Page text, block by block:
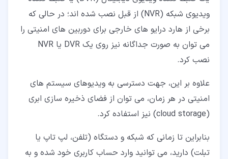
ویدیوی شبکه (NVR) از قبل نصب شده اند؛ در حالی که
برخی از هارد درایو های خارجی برای دوربین های امنیتی را
می توان به صورت جداگانه نیز روی یک DVR یا NVR
نصب کرد.
علاوه بر این، جهت دسترسی به ویدیوهای سیستم های
امنیتی در هر زمان، می توان از فضای ذخیره سازی ابری
(cloud storage) نیز استفاده کرد.
بنابراین تا زمانی که شبکه و دستگاه (تلفن، لپ تاپ یا
تبلت) دارید، می توانید وارد حساب کاربری خود شده و به